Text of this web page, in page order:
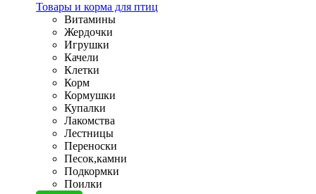
Товары и корма для птиц
Витамины
Жердочки
Игрушки
Качели
Клетки
Корм
Кормушки
Купалки
Лакомства
Лестницы
Переноски
Песок,камни
Подкормки
Поилки